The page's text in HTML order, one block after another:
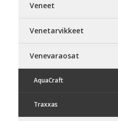
Veneet
Venetarvikkeet
Venevaraosat
AquaCraft
Traxxas